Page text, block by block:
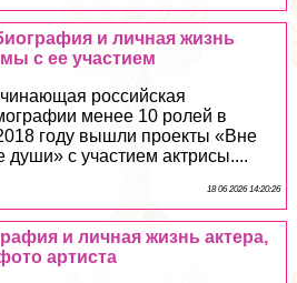
и личная жизнь
с ее участием
российская
менее 10 ролей в
году вышли проекты «Вне
с участием актрисы....
18 06 2026 14:20:26
и личная жизнь актера,
артиста